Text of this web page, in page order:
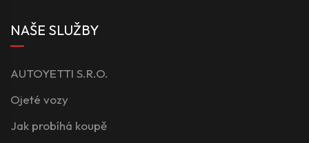
NAŠE SLUŽBY
AUTOYETTI S.R.O.
Ojeté vozy
Jak probíhá koupě